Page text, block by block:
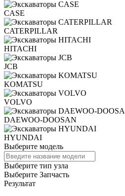
CASE
CATERPILLAR
HITACHI
JCB
KOMATSU
VOLVO
DAEWOO-DOOSAN
HYUNDAI
Выберите модель
Выберите тип узла
Выберите Запчасть
Результат